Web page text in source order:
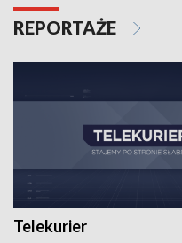
REPORTAŻE
Telekurier